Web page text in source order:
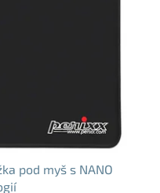
pod myš s NANO